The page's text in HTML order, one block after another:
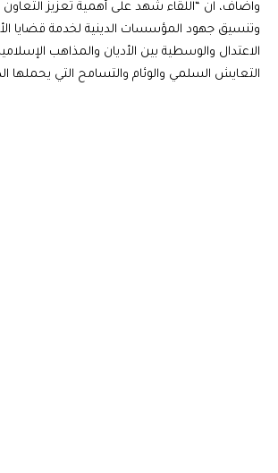
واضاف، ان “اللقاء شهد على أهمية تعزيز
وتنسيق جهود المؤسسات الدينية لخدمة قضايا
الاعتدال والوسطية بين الأديان والمذاهب
التعايش السلمي والوئام والتسامح التي يحملها